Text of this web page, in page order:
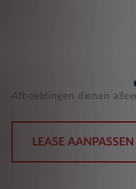
Afbeeldingen dienen
LEASE AANPASSEN